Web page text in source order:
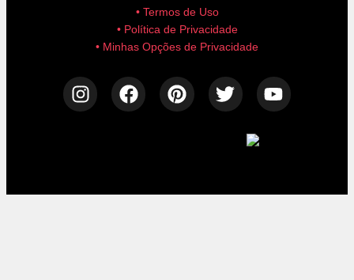
• Termos de Uso
• Política de Privacidade
• Minhas Opções de Privacidade